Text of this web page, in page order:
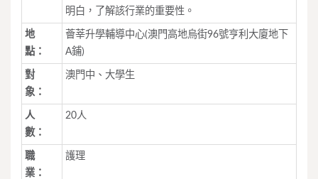
明白，了解該行業的重要性。
地
點：
薈莘升學輔導中心(澳門高地烏街96號亨利大廈地下
A鋪)
對
象：
澳門中、大學生
人
數：
20人
職
業：
護理